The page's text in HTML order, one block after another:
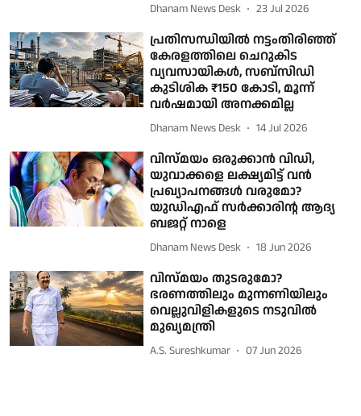
Dhanam News Desk 23 Jul 2026
പ്രതിസന്ധിയില്‍ നട്ടംതിരിഞ്ഞ്
കേരളത്തിലെ ചെറുകിട
വ്യവസായികള്‍, സബ്‌സിഡി
കുടിശിക ₹150 കോടി, മൂന്ന്
വര്‍ഷമായി അനക്കമില്ല
Dhanam News Desk 14 Jul 2026
വിസ്മയം ഒരുക്കാന്‍ വിഡി,
യുവാക്കളെ ലക്ഷ്യമിട്ട് വന്‍
പ്രഖ്യാപനങ്ങള്‍ വരുമോ?
യുഡിഎഫ് സര്‍ക്കാരിന്റ ആദ്യ
ബജറ്റ് നാളെ
Dhanam News Desk 18 Jun 2026
വിസ്മയം തുടരുമോ?
ഭരണത്തിലും മുന്നണിയിലും
വെല്ലുവിളികളുടെ നടുവിൽ
മുഖ്യമന്ത്രി
A.S. Sureshkumar 07 Jun 2026